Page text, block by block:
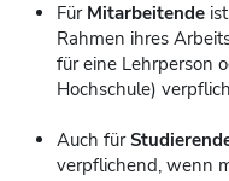
Für Mitarbeitende
Rahmen ihres
für eine Lehrperson
Hochschule)
Auch für
verpflichend, wenn